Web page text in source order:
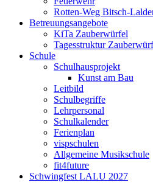
Rotten-Weg Bitsch-
Betreuungsangebote
KiTa Zauberwürfel
Tagesstruktur
Schule
Schulhausprojekt
Kunst am Bau
Leitbild
Schulbegriffe
Lehrpersonal
Schulkalender
Ferienplan
vispschulen
Allgemeine Musikschule
fit4future
Schwingfest LALU 2027